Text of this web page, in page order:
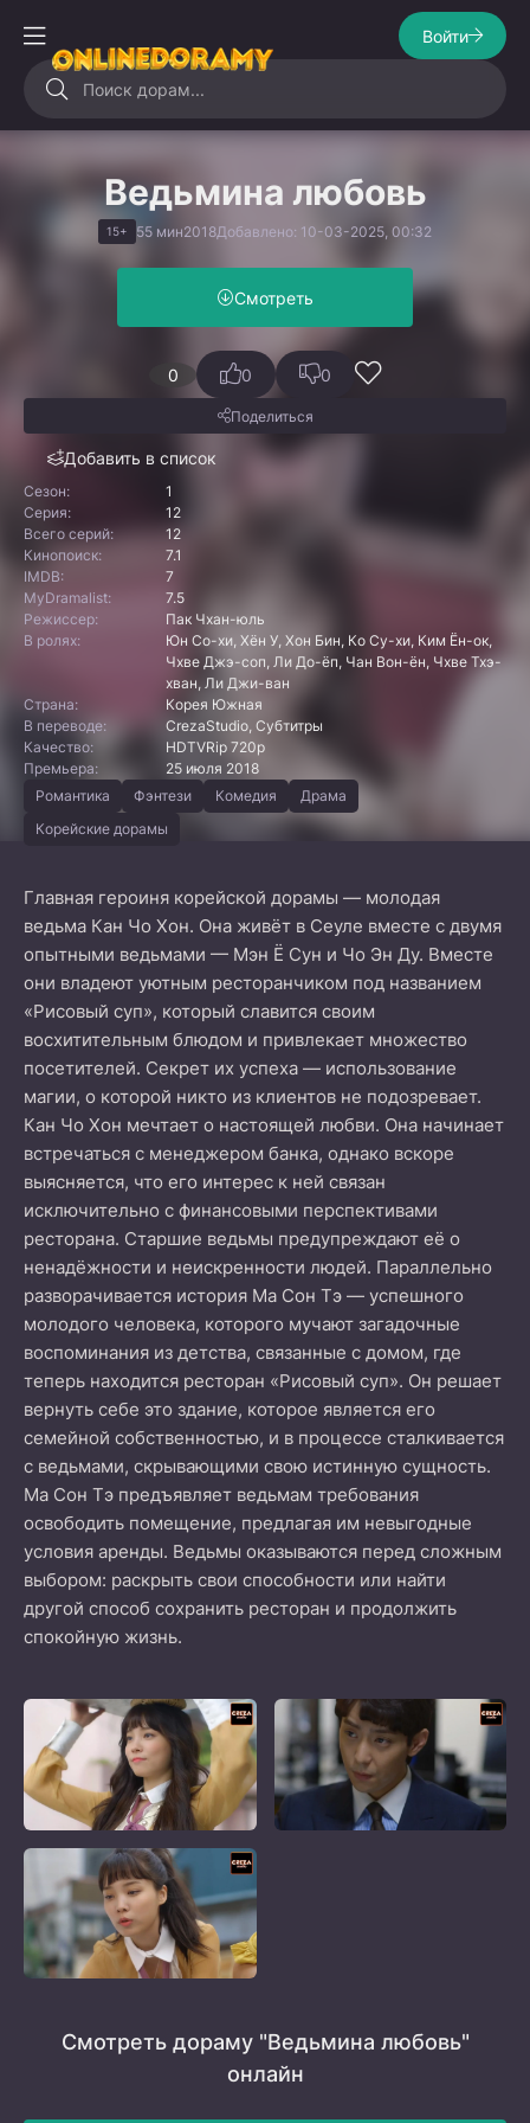
Войти
Ведьмина любовь
15+ 55 мин2018Добавлено: 10-03-2025, 00:32
Смотреть
0
Добавить в список
0 0
Поделиться
Сезон:
1
Серия:
12
Всего серий:
12
Кинопоиск:
7.1
IMDB:
7
MyDramalist:
7.5
Режиссер:
Пак Чхан-юль
В ролях:
Юн Со-хи, Хён У, Хон Бин, Ко Су-хи, Ким Ён-ок,
Чхве Джэ-соп, Ли До-ёп, Чан Вон-ён, Чхве Тхэ-
хван, Ли Джи-ван
Страна:
Корея Южная
В переводе:
CrezaStudio, Субтитры
Качество:
HDTVRip 720p
Премьера:
25 июля 2018
Романтика
Фэнтези Комедия
Драма
Корейские дорамы
Главная героиня корейской дорамы — молодая
ведьма Кан Чо Хон. Она живёт в Сеуле вместе с двумя
опытными ведьмами — Мэн Ё Сун и Чо Эн Ду. Вместе
они владеют уютным ресторанчиком под названием
«Рисовый суп», который славится своим
восхитительным блюдом и привлекает множество
посетителей. Секрет их успеха — использование
магии, о которой никто из клиентов не подозревает.
Кан Чо Хон мечтает о настоящей любви. Она начинает
встречаться с менеджером банка, однако вскоре
выясняется, что его интерес к ней связан
исключительно с финансовыми перспективами
ресторана. Старшие ведьмы предупреждают её о
ненадёжности и неискренности людей. Параллельно
разворачивается история Ма Сон Тэ — успешного
молодого человека, которого мучают загадочные
воспоминания из детства, связанные с домом, где
теперь находится ресторан «Рисовый суп». Он решает
вернуть себе это здание, которое является его
семейной собственностью, и в процессе сталкивается
с ведьмами, скрывающими свою истинную сущность.
Ма Сон Тэ предъявляет ведьмам требования
освободить помещение, предлагая им невыгодные
условия аренды. Ведьмы оказываются перед сложным
выбором: раскрыть свои способности или найти
другой способ сохранить ресторан и продолжить
спокойную жизнь.
Смотреть дораму "Ведьмина любовь"
онлайн